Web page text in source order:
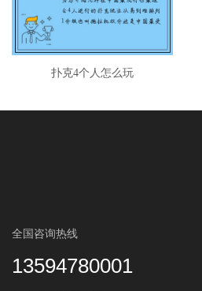
扑克4个人怎么玩
全国咨询热线
13594780001